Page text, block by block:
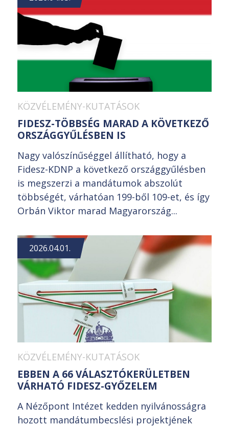
KÖZVÉLEMÉNY-KUTATÁSOK
FIDESZ-TÖBBSÉG MARAD A KÖVETKEZŐ
ORSZÁGGYŰLÉSBEN IS
Nagy valószínűséggel állítható, hogy a
Fidesz-KDNP a következő országgyűlésben
is megszerzi a mandátumok abszolút
többségét, várhatóan 199-ből 109-et, és így
Orbán Viktor marad Magyarország...
2026.04.01.
KÖZVÉLEMÉNY-KUTATÁSOK
EBBEN A 66 VÁLASZTÓKERÜLETBEN
VÁRHATÓ FIDESZ-GYŐZELEM
A Nézőpont Intézet kedden nyilvánosságra
hozott mandátumbecslési projektjének